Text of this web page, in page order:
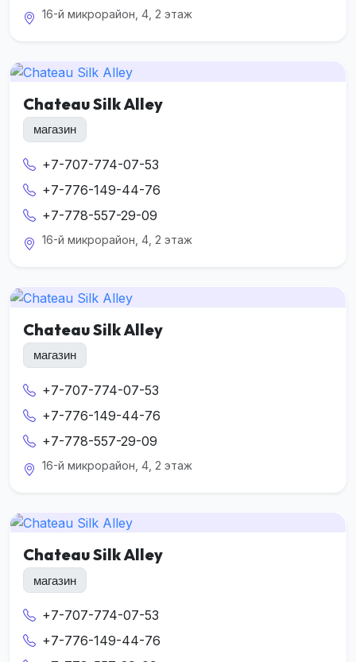
16-й микрорайон, 4, 2 этаж
Chateau Silk Alley
магазин
+7-707-774-07-53
+7-776-149-44-76
+7-778-557-29-09
16-й микрорайон, 4, 2 этаж
Chateau Silk Alley
магазин
+7-707-774-07-53
+7-776-149-44-76
+7-778-557-29-09
16-й микрорайон, 4, 2 этаж
Chateau Silk Alley
магазин
+7-707-774-07-53
+7-776-149-44-76